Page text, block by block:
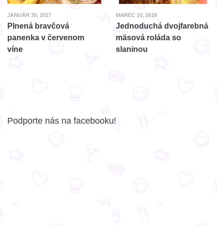
JANUÁR 30, 2017
Plnená bravčová
panenka v červenom
víne
MAREC 10, 2018
Jednoduchá dvojfarebná
mäsová roláda so
slaninou
Podporte nás na facebooku!